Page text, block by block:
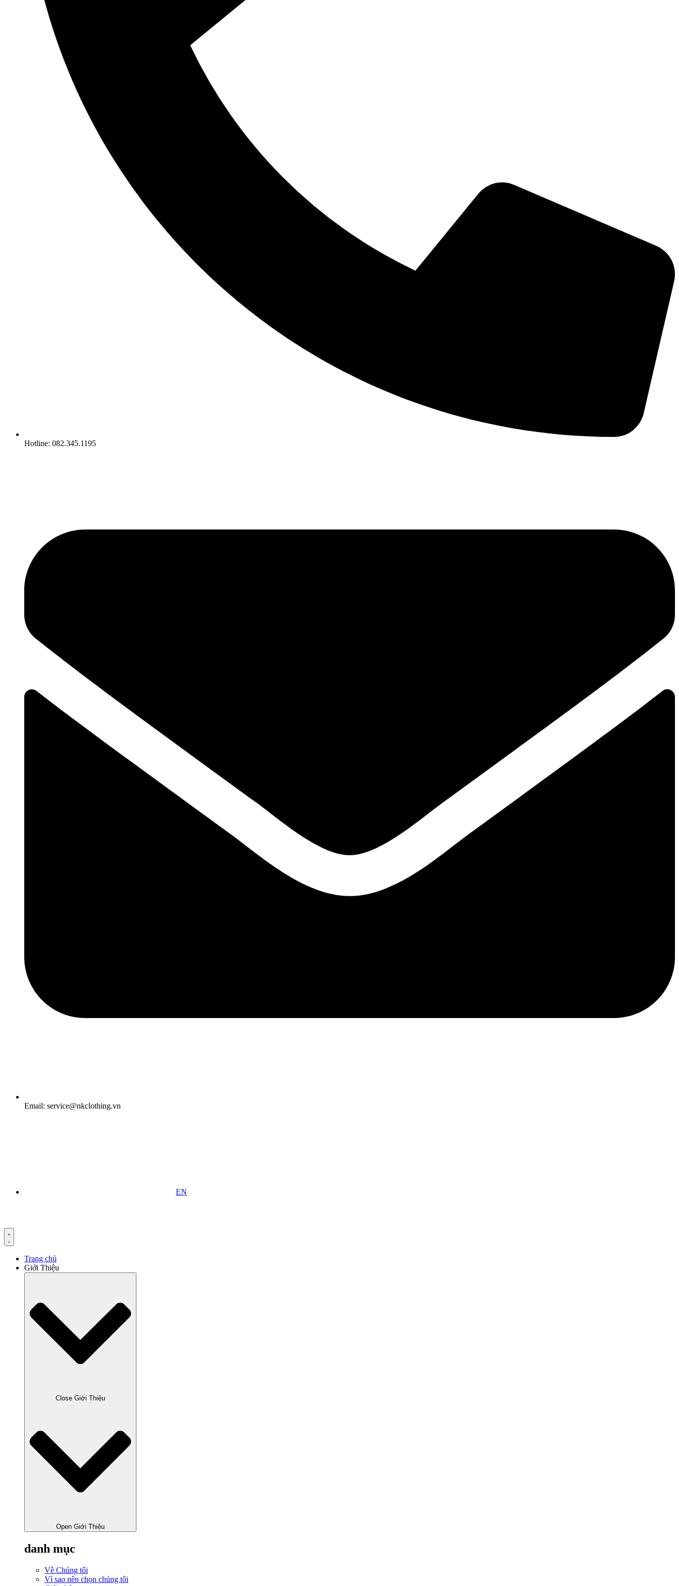
Hotline: 082.345.1195
Email: service@nkclothing.vn
EN
Trang chủ
Giới Thiệu
Close Giới Thiệu
Open Giới Thiệu
danh mục
Về Chúng tôi
Vì sao nên chọn chúng tôi